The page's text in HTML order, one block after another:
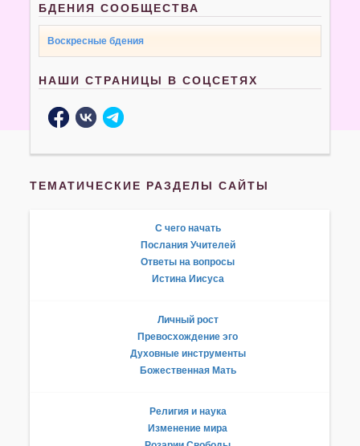
БДЕНИЯ СООБЩЕСТВА
Воскресные бдения
НАШИ СТРАНИЦЫ В СОЦСЕТЯХ
ТЕМАТИЧЕСКИЕ РАЗДЕЛЫ САЙТЫ
С чего начать
Послания Учителей
Ответы на вопросы
Истина Иисуса
Личный рост
Превосхождение эго
Духовные инструменты
Божественная Мать
Религия и наука
Изменение мира